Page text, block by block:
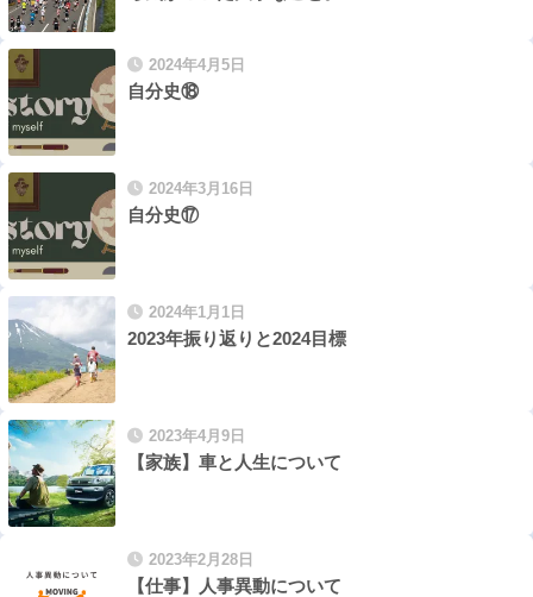
2024年4月5日
自分史⑱
2024年3月16日
自分史⑰
2024年1月1日
2023年振り返りと2024目標
2023年4月9日
【家族】車と人生について
2023年2月28日
【仕事】人事異動について